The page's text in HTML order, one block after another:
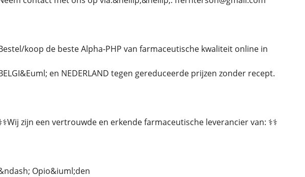
koop de beste Alpha-PHP van farmaceutische kwaliteit online in
en NEDERLAND tegen gereduceerde prijzen zonder recept.
zijn een vertrouwde en erkende farmaceutische leverancier van: ⚕️⚕️
Opio&iuml;den